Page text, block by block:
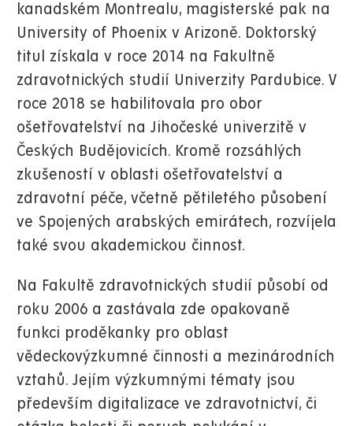
kanadském Montrealu, magisterské pak na
University of Phoenix v Arizoně. Doktorský
titul získala v roce 2014 na Fakultně
zdravotnických studií Univerzity Pardubice. V
roce 2018 se habilitovala pro obor
ošetřovatelství na Jihočeské univerzitě v
Českých Budějovicích. Kromě rozsáhlých
zkušeností v oblasti ošetřovatelství a
zdravotní péče, včetně pětiletého působení
ve Spojených arabských emirátech, rozvíjela
také svou akademickou činnost.
Na Fakultě zdravotnických studií působí od
roku 2006 a zastávala zde opakovaně
funkci proděkanky pro oblast
vědeckovýzkumné činnosti a mezinárodních
vztahů. Jejím výzkumnými tématy jsou
především digitalizace ve zdravotnictví, či